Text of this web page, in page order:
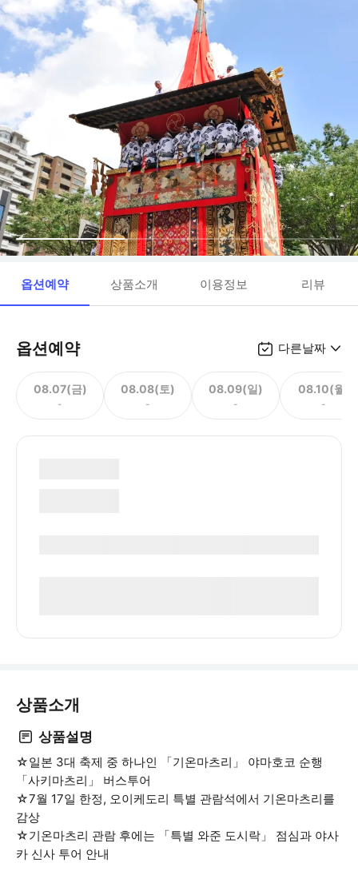
옵션예약 상품소개 이용정보 리뷰
옵션예약 다른날짜
08.07(금)
-
08.08(토)
-
08.09(일)
-
08.10(월)
-
상품소개
상품설명
☆일본 3대 축제 중 하나인 「기온마츠리」 야마호코 순행
「사키마츠리」 버스투어
☆7월 17일 한정, 오이케도리 특별 관람석에서 기온마츠리를
감상
☆기온마츠리 관람 후에는 「특별 와준 도시락」 점심과 야사
카 신사 투어 안내